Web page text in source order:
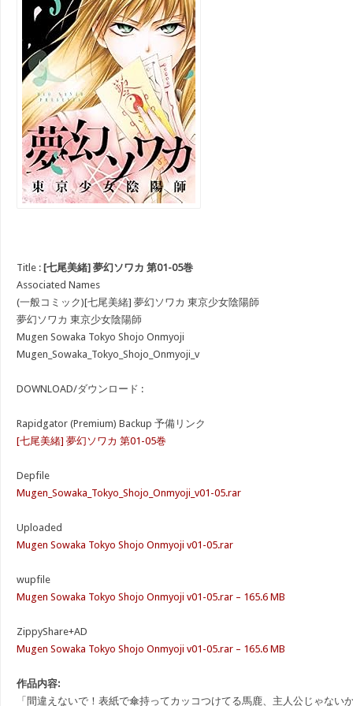
Title : [七尾美緒] 夢幻ソワカ 第01-05巻
Associated Names
(一般コミック)[七尾美緒] 夢幻ソワカ 東京少女陰陽師
夢幻ソワカ 東京少女陰陽師
Mugen Sowaka Tokyo Shojo Onmyoji
Mugen_Sowaka_Tokyo_Shojo_Onmyoji_v
DOWNLOAD/ダウンロード :
Rapidgator (Premium) Backup 予備リンク
[七尾美緒] 夢幻ソワカ 第01-05巻
Depfile
Mugen_Sowaka_Tokyo_Shojo_Onmyoji_v01-05.rar
Uploaded
Mugen Sowaka Tokyo Shojo Onmyoji v01-05.rar
wupfile
Mugen Sowaka Tokyo Shojo Onmyoji v01-05.rar – 165.6 MB
ZippyShare+AD
Mugen Sowaka Tokyo Shojo Onmyoji v01-05.rar – 165.6 MB
作品内容:
「間違えないで！表紙で傘持ってカッコつけてる馬鹿、主人公じゃない